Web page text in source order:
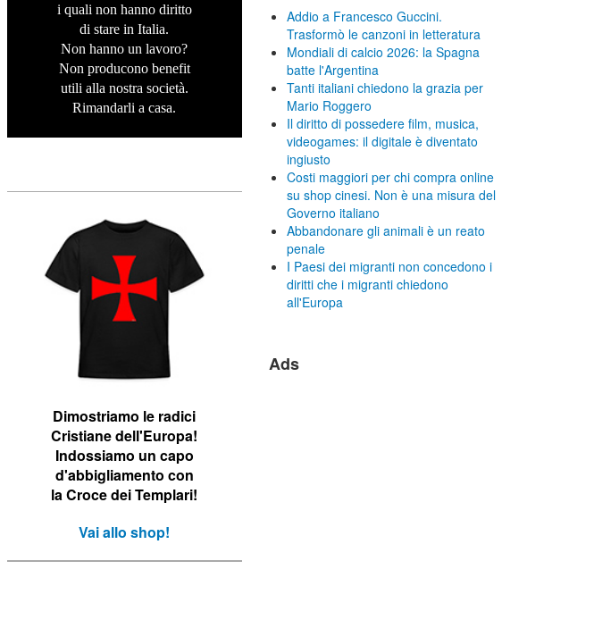
i quali non hanno diritto
di stare in Italia.
Non hanno un lavoro?
Non producono benefit
utili alla nostra società.
Rimandarli a casa.
Dimostriamo le radici
Cristiane dell'Europa!
Indossiamo un capo
d'abbigliamento con
la Croce dei Templari!
Vai allo shop!
Addio a Francesco Guccini.
Trasformò le canzoni in letteratura
Mondiali di calcio 2026: la Spagna
batte l'Argentina
Tanti italiani chiedono la grazia per
Mario Roggero
Il diritto di possedere film, musica,
videogames: il digitale è diventato
ingiusto
Costi maggiori per chi compra online
su shop cinesi. Non è una misura del
Governo italiano
Abbandonare gli animali è un reato
penale
I Paesi dei migranti non concedono i
diritti che i migranti chiedono
all'Europa
Ads